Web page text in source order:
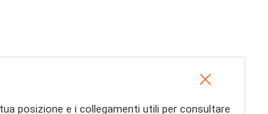
posizione e i collegamenti utili per consultare